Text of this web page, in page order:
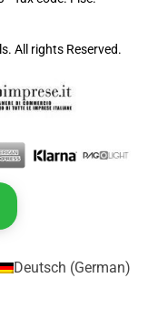
All rights Reserved.
Deutsch (German)